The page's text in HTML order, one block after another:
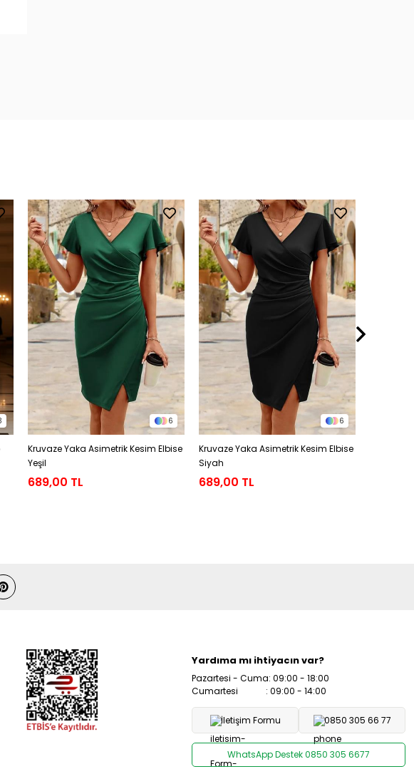
6
Kruvaze Yaka Asimetrik Kesim Elbise
Yeşil
689,00 TL
6
Kruvaze Yaka Asimetrik Kesim Elbise
Siyah
689,00 TL
Yardıma mı ihtiyacın var?
Pazartesi - Cuma: 09:00 - 18:00
Cumartesi : 09:00 - 14:00
İletişim Formu 0850 305 66 77
WhatsApp Destek 0850 305 6677